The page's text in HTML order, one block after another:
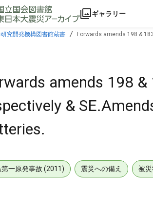
ギャラリー
研究開発機構図書館蔵書 Forwards amends 198 &
amends 198 &
&
第一原発事故 (2011) 震災への備え 被災